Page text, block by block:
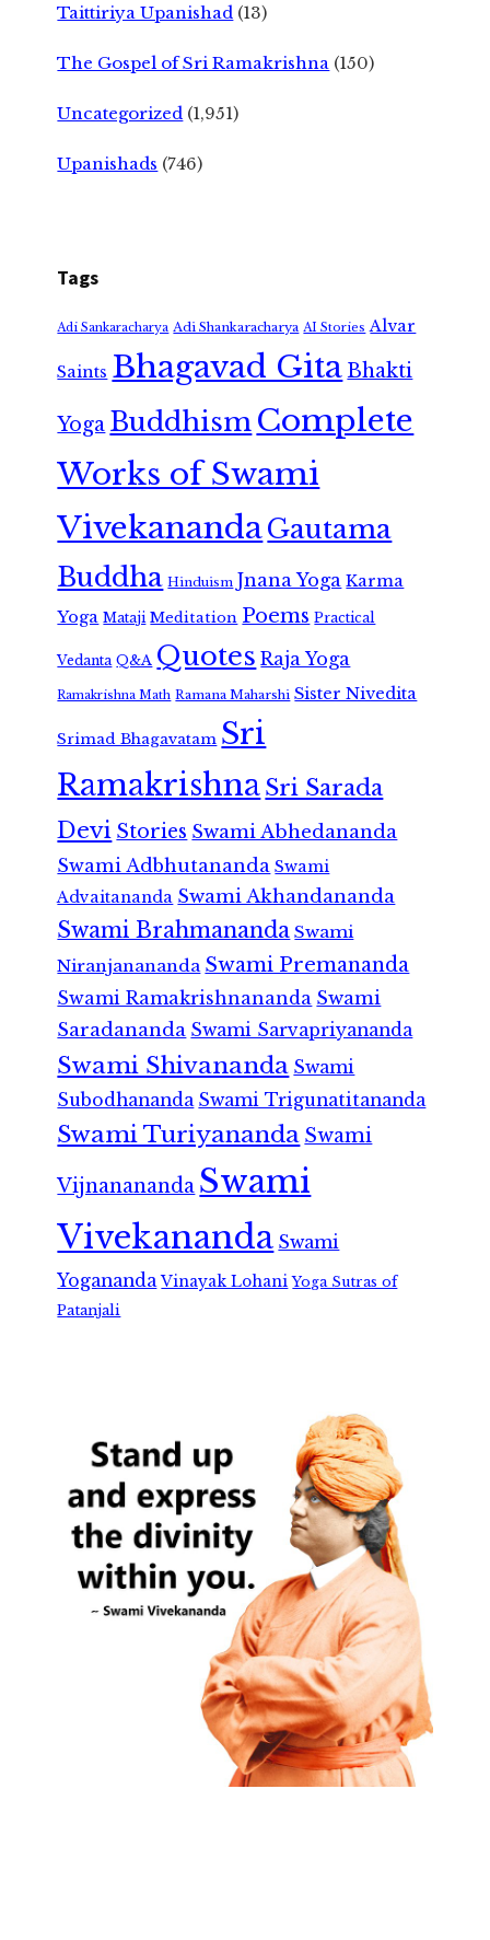
Taittiriya Upanishad (13)
The Gospel of Sri Ramakrishna (150)
Uncategorized (1,951)
Upanishads (746)
Tags
Adi Sankaracharya Adi Shankaracharya AI Stories Alvar
Saints Bhagavad GitaBhakti
Yoga Buddhism Complete
Works of Swami
VivekanandaGautama
Buddha Hinduism Jnana Yoga Karma
Yoga Mataji Meditation Poems Practical
Vedanta Q&A Quotes Raja Yoga
Ramakrishna Math Ramana Maharshi Sister Nivedita
Srimad Bhagavatam Sri
RamakrishnaSri Sarada
Devi Stories Swami Abhedananda
Swami Adbhutananda Swami
Advaitananda Swami Akhandananda
Swami Brahmananda Swami
Niranjanananda Swami Premananda
Swami Ramakrishnananda Swami
Saradananda Swami Sarvapriyananda
Swami Shivananda Swami
Subodhananda Swami Trigunatitananda
Swami Turiyananda Swami
Vijnanananda Swami
Vivekananda Swami
Yogananda Vinayak Lohani Yoga Sutras of
Patanjali